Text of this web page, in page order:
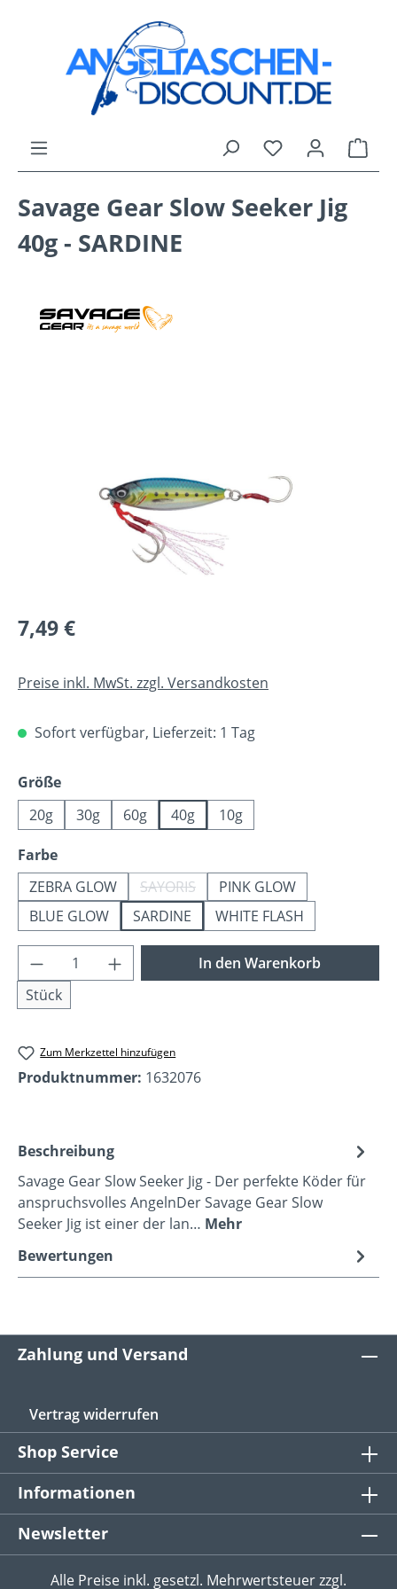
Zum Hauptinhalt springen
Du hast 0
Savage Gear Slow Seeker Jig
40g - SARDINE
Regulärer Preis:
7,49 €
Preise inkl. MwSt. zzgl. Versandkosten
Sofort verfügbar, Lieferzeit: 1 Tag
Größeauswählen
20g
30g 60g 40g 10g
Farbeauswählen
ZEBRA GLOW
SAYORIS(Diese Option ist zurzeit nicht
PINK GLOW
BLUE GLOW
SARDINE WHITE FLASH
Produkt Anzahl: Gib den gewünschten
Stück
In den Warenkorb
Zum Merkzettel hinzufügen
Produktnummer: 1632076
Beschreibung
Savage Gear Slow Seeker Jig - Der perfekte Köder für
anspruchsvolles AngelnDer Savage Gear Slow
Seeker Jig ist einer der lan… Mehr
Bewertungen
Zahlung und Versand
Vertrag widerrufen
Shop Service
Informationen
Newsletter
Alle Preise inkl. gesetzl. Mehrwertsteuer zzgl.